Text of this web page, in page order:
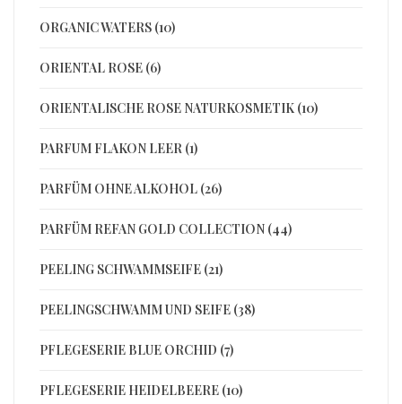
ORGANIC WATERS (10)
ORIENTAL ROSE (6)
ORIENTALISCHE ROSE NATURKOSMETIK (10)
PARFUM FLAKON LEER (1)
PARFÜM OHNE ALKOHOL (26)
PARFÜM REFAN GOLD COLLECTION (44)
PEELING SCHWAMMSEIFE (21)
PEELINGSCHWAMM UND SEIFE (38)
PFLEGESERIE BLUE ORCHID (7)
PFLEGESERIE HEIDELBEERE (10)